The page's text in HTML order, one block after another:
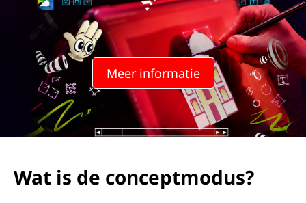
o
Meer informatie
Wat is de conceptmodus?